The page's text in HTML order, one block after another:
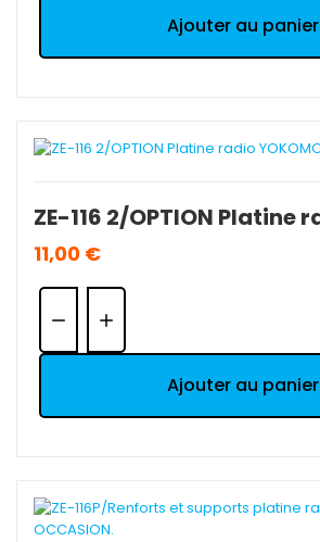
Ajouter au panier
11,00 €
Quantité:
Ajouter au panier